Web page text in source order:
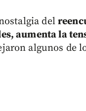
del
aumenta la
algunos de